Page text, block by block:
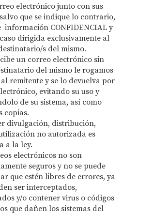
electrónico junto con sus
que se indique lo contrario,
información CONFIDENCIAL y
dirigida exclusivamente al
s del mismo.
un correo electrónico sin
del mismo le rogamos
remitente y se lo devuelva por
evitando su uso y
de su sistema, así como
copias.
divulgación, distribución,
no autorizada es
a la ley.
electrónicos no son
seguros y no se puede
que estén libres de errores, ya
ser interceptados,
y/o contener virus o códigos
que dañen los sistemas del